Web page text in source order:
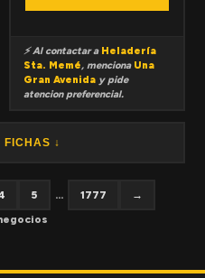
⚡ Al contactar a Heladería
Sta. Memé, menciona Una
Gran Avenida y pide
atencion preferencial.
FICHAS ↓
5 ... 1777
→